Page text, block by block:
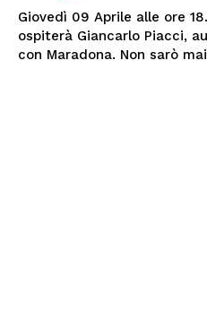
Giovedì 09 Aprile alle ore
ospiterà Giancarlo Piacci,
con Maradona. Non sarò